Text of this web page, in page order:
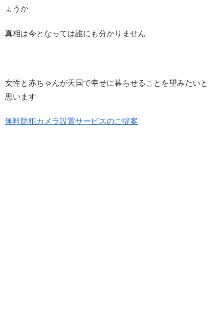
ょうか
真相は今となっては誰にも分かりません
女性と赤ちゃんが天国で幸せに暮らせることを望みたいと
思います
無料防犯カメラ設置サービスのご提案